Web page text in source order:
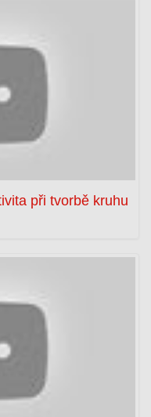
při tvorbě kruhu